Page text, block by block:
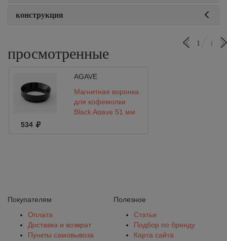
конструкция
просмотренные
1 1
AGAVE
Магнитная воронка
для кофемолки
Black Agave 51 мм
534
Покупателям
Оплата
Доставка и возврат
Пункты самовывоза
Полезное
Статьи
Подбор по бренду
Карта сайта